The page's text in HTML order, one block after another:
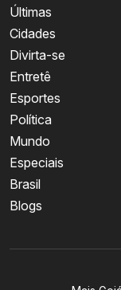
Últimas
Cidades
Divirta-se
Entretê
Esportes
Política
Mundo
Especiais
Brasil
Blogs